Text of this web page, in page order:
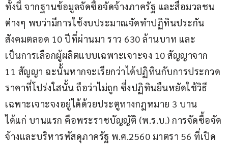
ทั้งนี้ จากฐานข้อมูลจัดซื้อจัดจ้างภาครัฐ และสื่อมวลชน
ต่างๆ พบว่ามีการใช้งบประมาณจัดทำปฏิทินประกัน
สังคมตลอด 10 ปีที่ผ่านมา ราว 630 ล้านบาท และ
เป็นการเลือกผู้ผลิตแบบเฉพาะเจาะจง 10 สัญญาจาก
11 สัญญา ฉะนั้นหากจะเรียกว่าได้ปฏิทินกับการประกวด
ราคาที่โปร่งใสนั้น ถือว่าไม่ถูก ซึ่งปฏิทินยืนหยัดใช้วิธี
เฉพาะเจาะจงอยู่ได้ด้วยประตูทางกฎหมาย 3 บาน
ได้แก่ บานแรก คือพระราชบัญญัติ (พ.ร.บ.) การจัดซื้อจัด
จ้างและบริหารพัสดุภาครัฐ พ.ศ.2560 มาตรา 56 ที่เปิด